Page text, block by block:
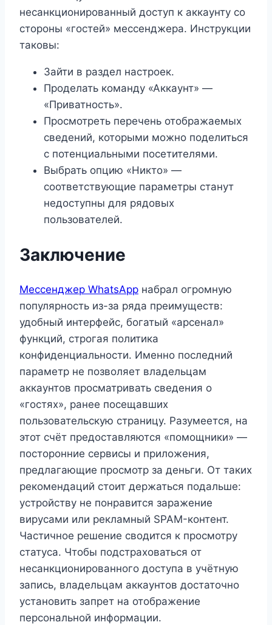
несанкционированный доступ к аккаунту со
стороны «гостей» мессенджера. Инструкции
таковы:
Зайти в раздел настроек.
Проделать команду «Аккаунт» —
«Приватность».
Просмотреть перечень отображаемых
сведений, которыми можно поделиться
с потенциальными посетителями.
Выбрать опцию «Никто» —
соответствующие параметры станут
недоступны для рядовых
пользователей.
Заключение
Мессенджер WhatsApp набрал огромную
популярность из-за ряда преимуществ:
удобный интерфейс, богатый «арсенал»
функций, строгая политика
конфиденциальности. Именно последний
параметр не позволяет владельцам
аккаунтов просматривать сведения о
«гостях», ранее посещавших
пользовательскую страницу. Разумеется, на
этот счёт предоставляются «помощники» —
посторонние сервисы и приложения,
предлагающие просмотр за деньги. От таких
рекомендаций стоит держаться подальше:
устройству не понравится заражение
вирусами или рекламный SPAM-контент.
Частичное решение сводится к просмотру
статуса. Чтобы подстраховаться от
несанкционированного доступа в учётную
запись, владельцам аккаунтов достаточно
установить запрет на отображение
персональной информации.